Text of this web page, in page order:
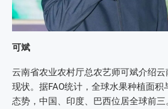
可斌
云南省农业农村厅总农艺师可斌介绍
现状。据FAO统计，全球水果种植面
态势，中国、印度、巴西位居全球前